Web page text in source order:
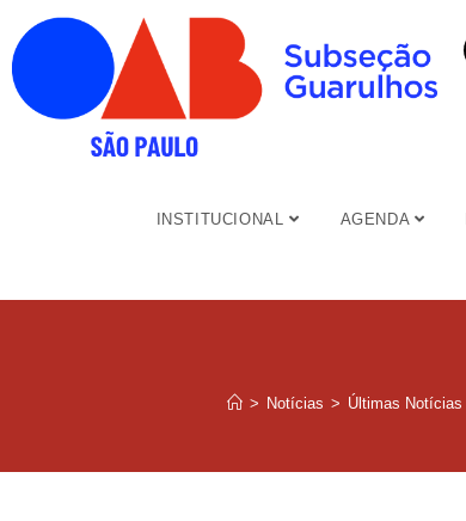
INSTITUCIONAL AGENDA
> Notícias > Últimas Notícias